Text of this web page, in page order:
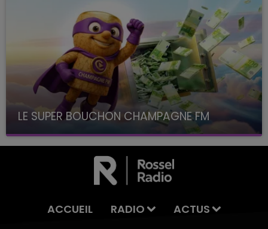
LE SUPER BOUCHON CHAMPAGNE FM
avec La Famille Champagne FM, à 8H10
ACCUEIL RADIO
ACTUS